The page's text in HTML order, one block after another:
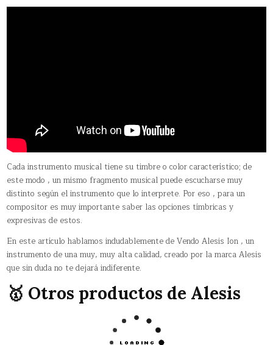
Cada instrumento musical tiene su timbre o color característico; de
este modo , un mismo fragmento musical puede escucharse muy
distinto según el instrumento que lo interprete. Por eso , para un
compositor es muy importante saber las opciones tímbricas y
expresivas de estos.
En este artículo hablamos indudablemente de Vendo Alesis Ion , un
instrumento de una muy, muy alta calidad, creado por la marca Alesis
que sin duda no te dejará indiferente.
🥇 Otros productos de Alesis